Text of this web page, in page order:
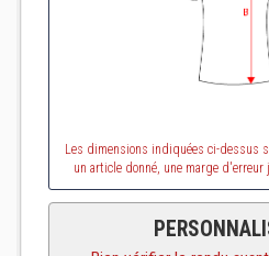
Les dimensions indiquées ci-dessus
un article donné, une marge